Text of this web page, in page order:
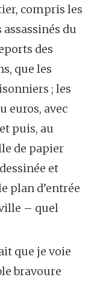
compris les
du
des
que les
; les
euros, avec
puis, au
de papier
et
plan d’entrée
– quel
que je voie
bravoure